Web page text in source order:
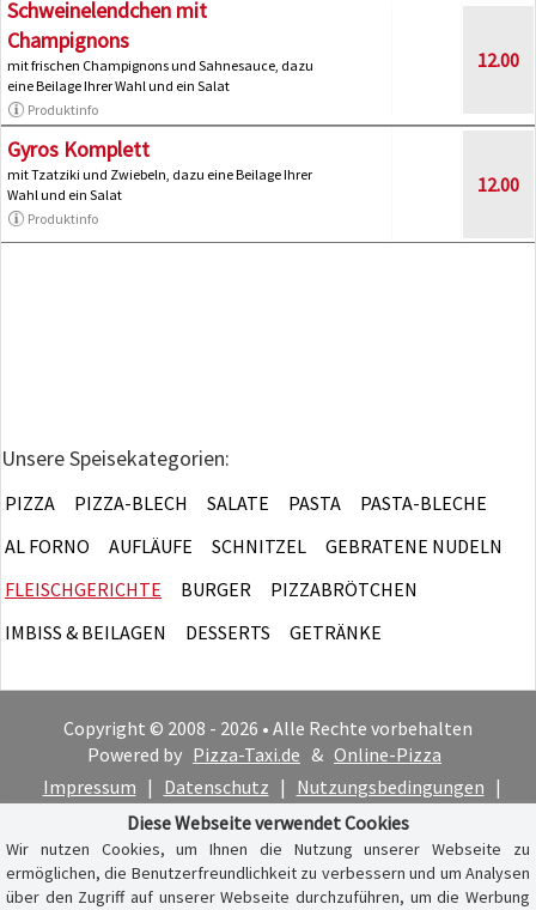
Schweinelendchen mit
Champignons
mit frischen Champignons und Sahnesauce, dazu
eine Beilage Ihrer Wahl und ein Salat
Produktinfo
12.00
Gyros Komplett
mit Tzatziki und Zwiebeln, dazu eine Beilage Ihrer
Wahl und ein Salat
Produktinfo
12.00
Unsere Speisekategorien:
PIZZA PIZZA-BLECH SALATE PASTA
PASTA-BLECHE
AL FORNO
AUFLÄUFE SCHNITZEL
GEBRATENE NUDELN
FLEISCHGERICHTE
BURGER
PIZZABRÖTCHEN
IMBISS & BEILAGEN
DESSERTS GETRÄNKE
Copyright © 2008 - 2026 • Alle Rechte vorbehalten
Powered by Pizza-Taxi.de & Online-Pizza
Impressum | Datenschutz | Nutzungsbedingungen |
Cookie-Hinweis
Diese Webseite verwendet Cookies
Wir nutzen Cookies, um Ihnen die Nutzung unserer Webseite zu
ermöglichen, die Benutzerfreundlichkeit zu verbessern und um Analysen
über den Zugriff auf unserer Webseite durchzuführen, um die Werbung